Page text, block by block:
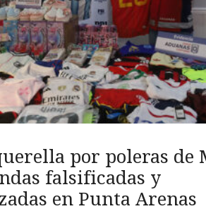
por poleras de
falsificadas y
en Punta Arenas